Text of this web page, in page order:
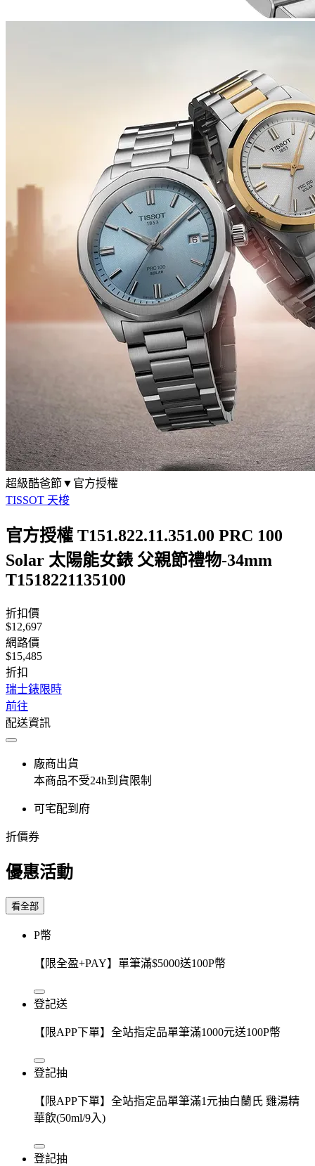
超級酷爸節▼官方授權
TISSOT 天梭
官方授權 T151.822.11.351.00 PRC 100
Solar 太陽能女錶 父親節禮物-34mm
T1518221135100
折扣價
$12,697
網路價
$15,485
折扣
瑞士錶限時
前往
配送資訊
廠商出貨
本商品不受24h到貨限制
可宅配到府
折價券
優惠活動
看全部
P幣
【限全盈+PAY】單筆滿$5000送100P幣
登記送
【限APP下單】全站指定品單筆滿1000元送100P幣
登記抽
【限APP下單】全站指定品單筆滿1元抽白蘭氏 雞湯精
華飲(50ml/9入)
登記抽